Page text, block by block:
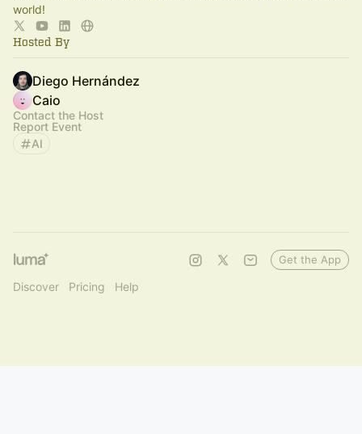
world!
Hosted By
Diego Hernández
Caio
Contact the Host
Report Event
AI
Discover Pricing Help
Get the App